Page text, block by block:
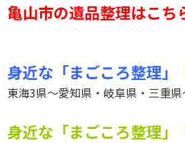
亀山市の遺品整理はこち
身近な「まごころ整理
東海3県～愛知県・岐阜県・三重県
身近な「まごころ整理